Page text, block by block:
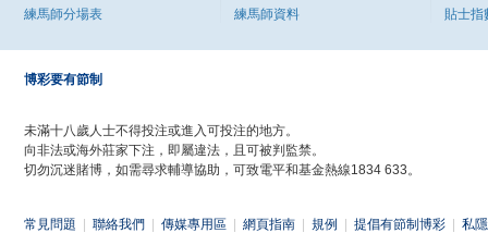
練馬師分場表
練馬師資料
貼士指
博彩要有節制
未滿十八歲人士不得投注或進入可投注的地方。
向非法或海外莊家下注，即屬違法，且可被判監禁。
切勿沉迷賭博，如需尋求輔導協助，可致電平和基金熱線1834 633。
常見問題 聯絡我們 傳媒專用區 網頁指南 規例 提倡有節制博彩 私